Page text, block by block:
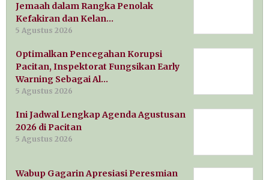
Jemaah dalam Rangka Penolak
Kefakiran dan Kelan…
5 Agustus 2026
Optimalkan Pencegahan Korupsi
Pacitan, Inspektorat Fungsikan Early
Warning Sebagai Al…
5 Agustus 2026
Ini Jadwal Lengkap Agenda Agustusan
2026 di Pacitan
5 Agustus 2026
Wabup Gagarin Apresiasi Peresmian